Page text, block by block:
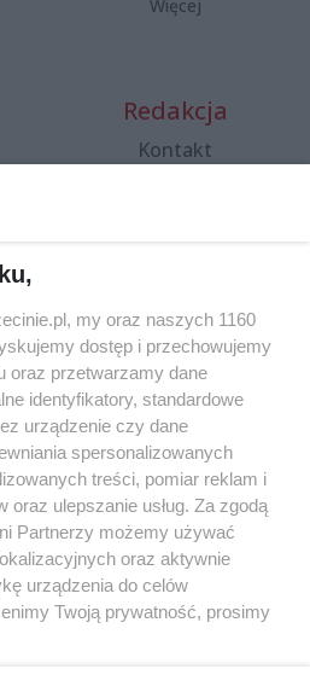
Więcej
Redakcja
Kontakt
Specjalny koncert z okazji
20. urodzin portalu
wSzczecinie.pl
Regulamin konkursów
śniadaniówka "Hej
Szczecin! Jest piątek!"
my oraz naszych 1160
dostęp i przechowujemy
oraz przetwarzamy dane
identyfikatory, standardowe
urządzenie czy dane
spersonalizowanych
treści, pomiar reklam i
oraz ulepszanie usług. Za zgodą
Partnerzy możemy używać
oraz aktywnie
urządzenia do celów
Twoją prywatność, prosimy